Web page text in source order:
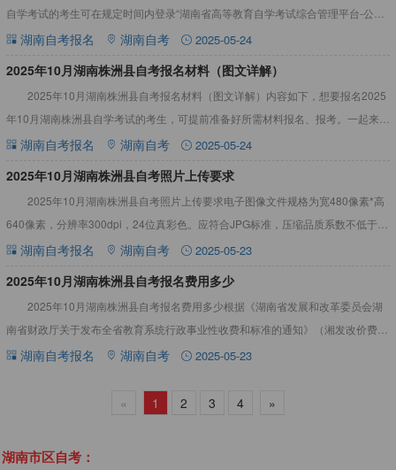
自学考试的考生可在规定时间内登录“湖南省高等教育自学考试综合管理平台-公共
服务门户”（网址：https://nzkks.hne
湖南自考报名 湖南自考 2025-05-24
2025年10月湖南株洲县自考报名材料（图文详解）
2025年10月湖南株洲县自考报名材料（图文详解）内容如下，想要报名2025
年10月湖南株洲县自学考试的考生，可提前准备好所需材料报名、报考。一起来看
看吧！2025年10月湖南株洲县自考报名材料（图文
湖南自考报名 湖南自考 2025-05-24
2025年10月湖南株洲县自考照片上传要求
2025年10月湖南株洲县自考照片上传要求电子图像文件规格为宽480像素*高
640像素，分辨率300dpi，24位真彩色。应符合JPG标准，压缩品质系数不低于
60，压缩后文件大小一般在20KB至40K
湖南自考报名 湖南自考 2025-05-23
2025年10月湖南株洲县自考报名费用多少
2025年10月湖南株洲县自考报名费用多少根据《湖南省发展和改革委员会湖
南省财政厅关于发布全省教育系统行政事业性收费和标准的通知》（湘发改价费
[2018]531号）规定获悉：48元每人每科。详见下文：
湖南自考报名 湖南自考 2025-05-23
« 1 2 3 4 »
湖南市区自考：